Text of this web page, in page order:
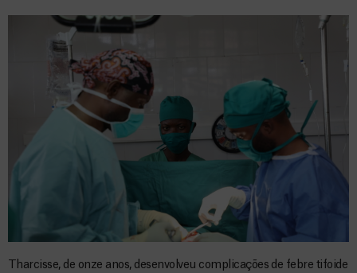
Tharcisse, de onze anos, desenvolveu complicações de febre tifoide